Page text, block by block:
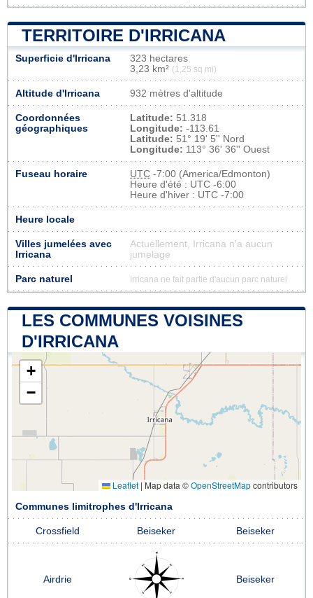
TERRITOIRE D'IRRICANA
Superficie d'Irricana
323 hectares
3,23 km² (1,25 sq mi)
Altitude d'Irricana 932 mètres d'altitude
Coordonnées
géographiques
Latitude: 51.318
Longitude: -113.61
Latitude: 51° 19' 5'' Nord
Longitude: 113° 36' 36'' Ouest
Fuseau horaire UTC -7:00 (America/Edmonton)
Heure d'été : UTC -6:00
Heure d'hiver : UTC -7:00
Heure locale
Villes jumelées avec
Irricana
Actuellement, Irricana n'a aucun
jumelage
Parc naturel Irricana ne fait partie d'aucun parc naturel
LES COMMUNES VOISINES
D'IRRICANA
+
−
Leaflet|Map data ©OpenStreetMapcontributors
Communes limitrophes d'Irricana
Crossfield Beiseker Beiseker
Airdrie Beiseker